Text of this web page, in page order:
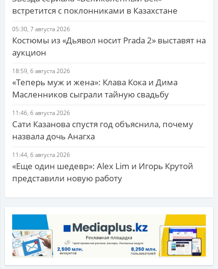
встретится с поклонниками в Казахстане
05:30, 7 августа 2026
Костюмы из «Дьявол носит Prada 2» выставят на
аукцион
18:59, 6 августа 2026
«Теперь муж и жена»: Клава Кока и Дима
Масленников сыграли тайную свадьбу
11:46, 6 августа 2026
Сати Казанова спустя год объяснила, почему
назвала дочь Анагха
11:44, 6 августа 2026
«Еще один шедевр»: Alex Lim и Игорь Крутой
представили новую работу